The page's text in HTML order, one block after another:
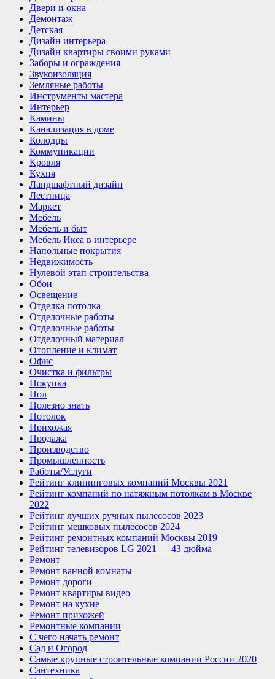
Двери и окна
Демонтаж
Детская
Дизайн интерьера
Дизайн квартиры своими руками
Заборы и ограждения
Звукоизоляция
Земляные работы
Инструменты мастера
Интерьер
Камины
Канализация в доме
Колодцы
Коммуникации
Кровля
Кухня
Ландшафтный дизайн
Лестница
Маркет
Мебель
Мебель и быт
Мебель Икеа в интерьере
Напольные покрытия
Недвижимость
Нулевой этап строительства
Обои
Освещение
Отделка потолка
Отделочные работы
Отделочные работы
Отделочный материал
Отопление и климат
Офис
Очистка и фильтры
Покупка
Пол
Полезно знать
Потолок
Прихожая
Продажа
Производство
Промышленность
Работы/Услуги
Рейтинг клининговых компаний Москвы 2021
Рейтинг компаний по натяжным потолкам в Москве
2022
Рейтинг лучших ручных пылесосов 2023
Рейтинг мешковых пылесосов 2024
Рейтинг ремонтных компаний Москвы 2019
Рейтинг телевизоров LG 2021 — 43 дюйма
Ремонт
Ремонт ванной комнаты
Ремонт дороги
Ремонт квартиры видео
Ремонт на кухне
Ремонт прихожей
Ремонтные компании
С чего начать ремонт
Сад и Огород
Самые крупные строительные компании России 2020
Сантехника